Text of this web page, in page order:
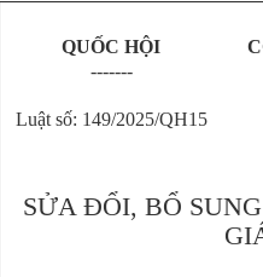
QUỐC HỘI
-------
Luật số: 149/2025/QH15
SỬA ĐỔI, BỔ